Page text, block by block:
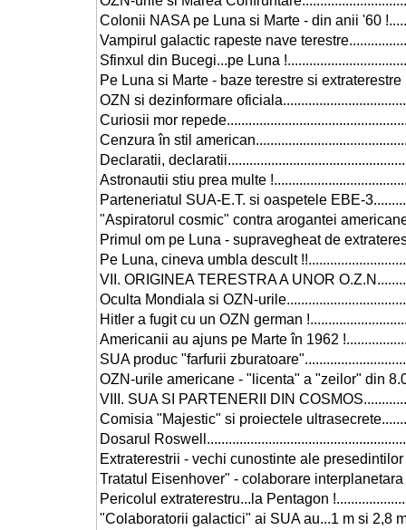
Colonii NASA pe Luna si Marte - din anii '60
Vampirul galactic rapeste nave
Sfinxul din Bucegi...pe Luna
Pe Luna si Marte - baze terestre si extraterestre
OZN si dezinformare
Curiosii mor
Cenzura în stil
Declaratii,
Astronautii stiu prea multe
Parteneriatul SUA-E.T. si oaspetele EBE-
"Aspiratorul cosmic" contra arogantei
Primul om pe Luna - supravegheat de
Pe Luna, cineva umbla descult
VII. ORIGINEA TERESTRA A UNOR
Oculta Mondiala si OZN-
Hitler a fugit cu un OZN german
Americanii au ajuns pe Marte în 1962
SUA produc "farfurii
OZN-urile americane - "licenta" a "zeilor" din
VIII. SUA SI PARTENERII DIN
Comisia "Majestic" si proiectele
Dosarul
Extraterestrii - vechi cunostinte ale presedintilor
Tratatul Eisenhover" - colaborare interplanetara
Pericolul extraterestru...la Pentagon
"Colaboratorii galactici" ai SUA au...1 m si 2,8